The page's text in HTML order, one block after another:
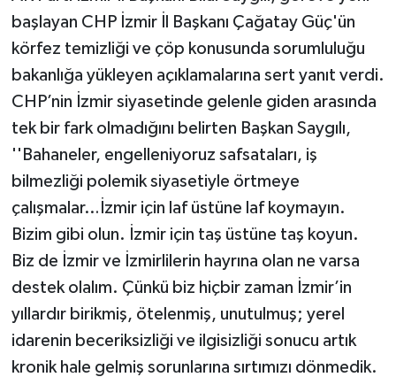
başlayan CHP İzmir İl Başkanı Çağatay Güç'ün
körfez temizliği ve çöp konusunda sorumluluğu
bakanlığa yükleyen açıklamalarına sert yanıt verdi.
CHP’nin İzmir siyasetinde gelenle giden arasında
tek bir fark olmadığını belirten Başkan Saygılı,
''Bahaneler, engelleniyoruz safsataları, iş
bilmezliği polemik siyasetiyle örtmeye
çalışmalar…İzmir için laf üstüne laf koymayın.
Bizim gibi olun. İzmir için taş üstüne taş koyun.
Biz de İzmir ve İzmirlilerin hayrına olan ne varsa
destek olalım. Çünkü biz hiçbir zaman İzmir’in
yıllardır birikmiş, ötelenmiş, unutulmuş; yerel
idarenin beceriksizliği ve ilgisizliği sonucu artık
kronik hale gelmiş sorunlarına sırtımızı dönmedik.